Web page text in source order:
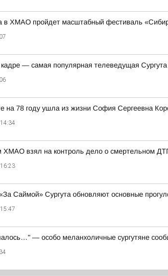
в ХМАО пройдет масштабный фестиваль
— самая популярная телеведущая
на 78 году ушла из жизни София Сергеевна
ХМАО взял на контроль дело о смертельном
Саймой» Сургута обновляют основные
— особо меланхоличные сургутяне